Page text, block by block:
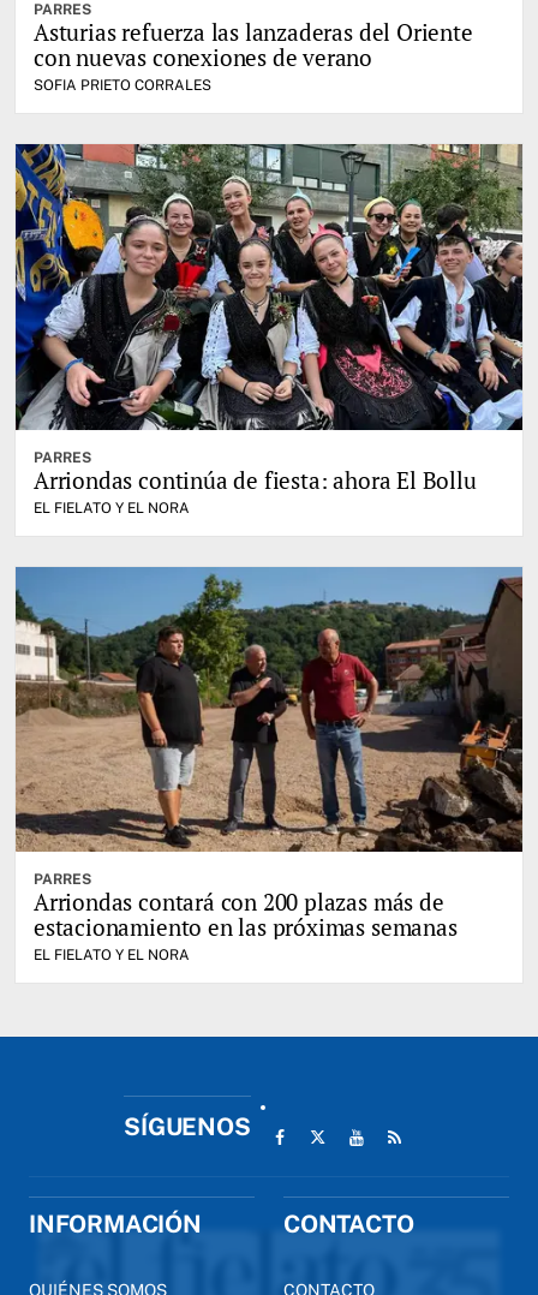
PARRES
Asturias refuerza las lanzaderas del Oriente
con nuevas conexiones de verano
SOFIA PRIETO CORRALES
PARRES
Arriondas continúa de fiesta: ahora El Bollu
EL FIELATO Y EL NORA
PARRES
Arriondas contará con 200 plazas más de
estacionamiento en las próximas semanas
EL FIELATO Y EL NORA
SÍGUENOS
INFORMACIÓN
QUIÉNES SOMOS
CONTACTO
CONTACTO